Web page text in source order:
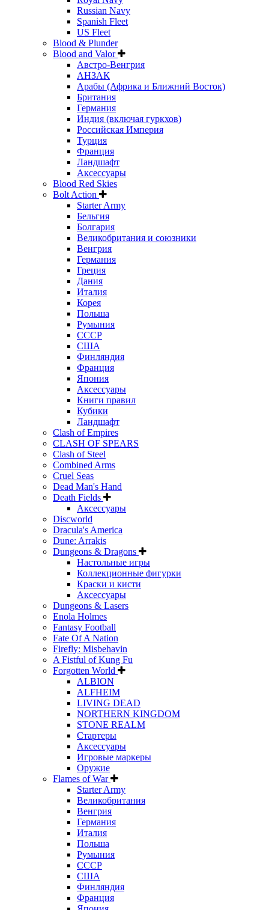
Russian Navy
Spanish Fleet
US Fleet
Blood & Plunder
Blood and Valor
Австро-Венгрия
АНЗАК
Арабы (Африка и Ближний Восток)
Британия
Германия
Индия (включая гуркхов)
Российская Империя
Турция
Франция
Ландшафт
Аксессуары
Blood Red Skies
Bolt Action
Starter Army
Бельгия
Болгария
Великобритания и союзники
Венгрия
Германия
Греция
Дания
Италия
Корея
Польша
Румыния
СССР
США
Финляндия
Франция
Япония
Аксессуары
Книги правил
Кубики
Ландшафт
Clash of Empires
CLASH OF SPEARS
Clash of Steel
Combined Arms
Cruel Seas
Dead Man's Hand
Death Fields
Аксессуары
Discworld
Dracula's America
Dune: Arrakis
Dungeons & Dragons
Настольные игры
Коллекционные фигурки
Краски и кисти
Аксессуары
Dungeons & Lasers
Enola Holmes
Fantasy Football
Fate Of A Nation
Firefly: Misbehavin
A Fistful of Kung Fu
Forgotten World
ALBION
ALFHEIM
LIVING DEAD
NORTHERN KINGDOM
STONE REALM
Стартеры
Аксессуары
Игровые маркеры
Оружие
Flames of War
Starter Army
Великобритания
Венгрия
Германия
Италия
Польша
Румыния
СССР
США
Финляндия
Франция